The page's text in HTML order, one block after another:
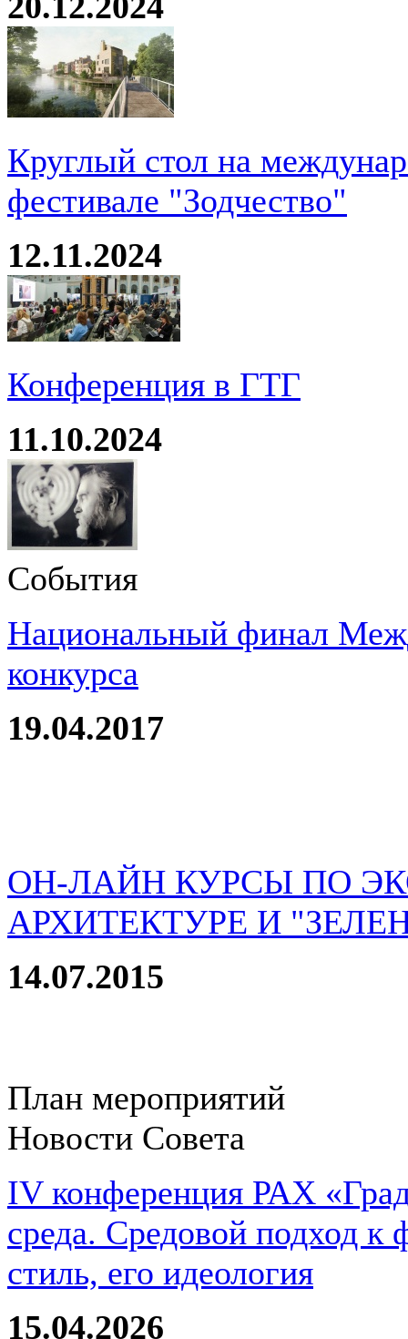
Круглый стол на
фестивале "Зодчество"
12.11.2024
Конференция в ГТГ
11.10.2024
События
Национальный финал
конкурса
19.04.2017
ОН-ЛАЙН КУРСЫ ПО
АРХИТЕКТУРЕ И
14.07.2015
План мероприятий
Новости Совета
IV конференция РАХ
среда. Средовой подход
стиль, его идеология
15.04.2026